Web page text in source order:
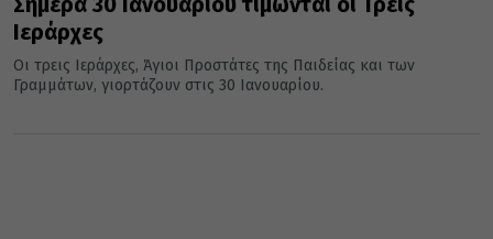
Ιεράρχες
Οι τρεις Ιεράρχες, Άγιοι Προστάτες της Παιδείας και των
Γραμμάτων, γιορτάζουν στις 30 Ιανουαρίου.